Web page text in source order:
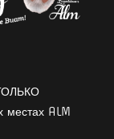
местах ALM